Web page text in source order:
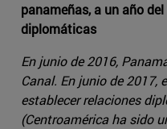
panameñas, a un año
diplomáticas
En junio de 2016,
Canal. En junio de 2017,
establecer relaciones
(Centroamérica ha sido